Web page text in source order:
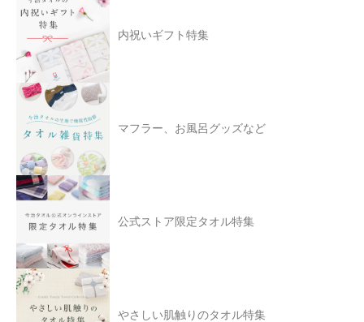
内祝いギフト特集
マフラー、お風呂グッズなど
公式ストア限定タオル特集
やさしい肌触りのタオル特集